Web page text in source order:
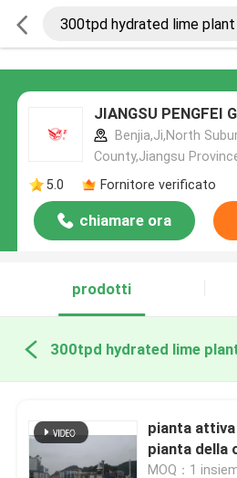
JIANGSU PENGFEI
Benjia,Ji,North
County,Jiangsu
5.0
Fornitore verificato
chiamare ora
prodotti
pianta
pianta della
MOQ：1